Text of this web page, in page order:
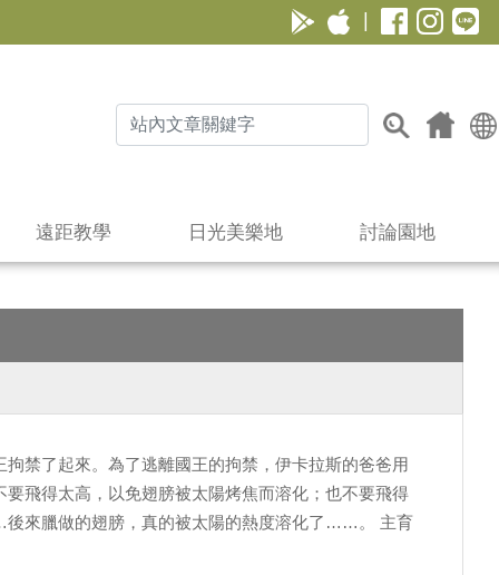
遠距教學 日光美樂地 討論園地
禁了起來。為了逃離國王的拘禁，伊卡拉斯的爸爸用
飛得太高，以免翅膀被太陽烤焦而溶化；也不要飛得
來臘做的翅膀，真的被太陽的熱度溶化了……。 主育